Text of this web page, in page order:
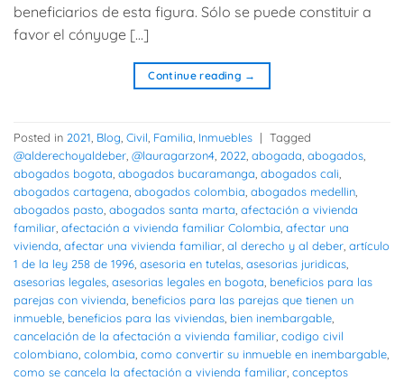
beneficiarios de esta figura. Sólo se puede constituir a
favor el cónyuge […]
Continue reading →
Posted in 2021, Blog, Civil, Familia, Inmuebles | Tagged
@alderechoyaldeber, @lauragarzon4, 2022, abogada, abogados,
abogados bogota, abogados bucaramanga, abogados cali,
abogados cartagena, abogados colombia, abogados medellin,
abogados pasto, abogados santa marta, afectación a vivienda
familiar, afectación a vivienda familiar Colombia, afectar una
vivienda, afectar una vivienda familiar, al derecho y al deber, artículo
1 de la ley 258 de 1996, asesoria en tutelas, asesorias juridicas,
asesorias legales, asesorias legales en bogota, beneficios para las
parejas con vivienda, beneficios para las parejas que tienen un
inmueble, beneficios para las viviendas, bien inembargable,
cancelación de la afectación a vivienda familiar, codigo civil
colombiano, colombia, como convertir su inmueble en inembargable,
como se cancela la afectación a vivienda familiar, conceptos